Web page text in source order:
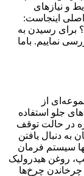
و نیازهای
اصلی اینجاست:
برای رسیدن به
نماییم. باما
از
جلو استفاده
در حالت توقف
به دنبال یافتن
سیستم فرمان
روغن هیدرولیک
چرخاندن چرخ‌ها